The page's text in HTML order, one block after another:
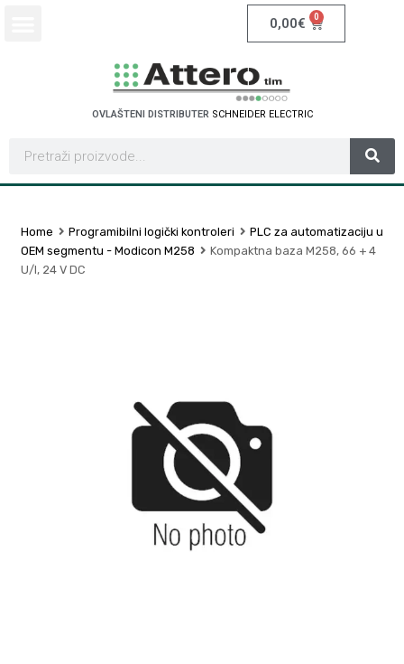
0,00€ 0
OVLAŠTENI DISTRIBUTER SCHNEIDER ELECTRIC
Home Programibilni logički kontroleri
PLC za automatizaciju u
OEM segmentu - Modicon M258
Kompaktna baza M258, 66 + 4
U/I, 24 V DC